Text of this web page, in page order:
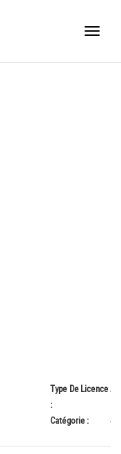
Toggle
Type De Licence
:
A
Catégorie :